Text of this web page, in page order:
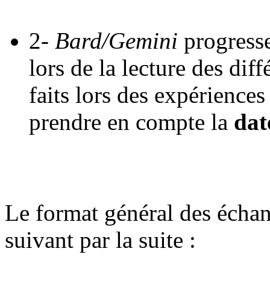
2- Bard/Gemini
lors de la lecture des
faits lors des
prendre en compte la
Le format général des
suivant par la suite :